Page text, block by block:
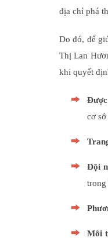
địa chỉ phá
Do đó, để
Thị Lan
khi quyết
Được
cơ
Đội
trong
Môi